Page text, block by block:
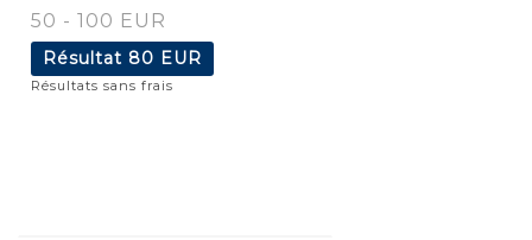
50 - 100 EUR
Résultat 80 EUR
Résultats sans frais